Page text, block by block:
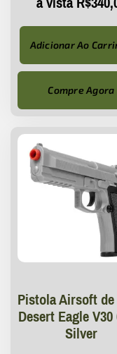
Adicionar Ao
Compre Agora
Pistola Airsoft
Desert Eagle
Silver